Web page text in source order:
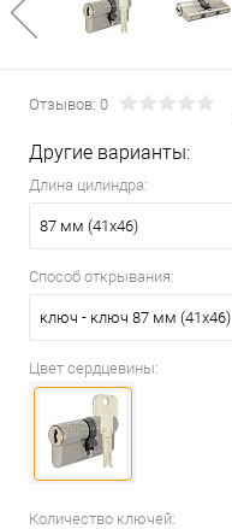
Отзывов: 0
Другие варианты:
Длина цилиндра:
87 мм (41x46)
Способ открывания:
ключ - ключ 87 мм (41x46)
Цвет сердцевины:
Количество ключей: